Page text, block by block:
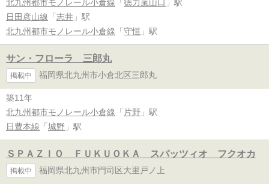
北九州都市モノレール小倉線 「 徳力嵐山口 」駅
日田彦山線 「 志井 」駅
北九州都市モノレール小倉線 「 守恒 」駅
サン・フローラ 三郎丸
掲載中 福岡県北九州市小倉北区三郎丸
築11年
北九州都市モノレール小倉線 「 片野 」駅
日豊本線 「 城野 」駅
ＳＰＡＺＩＯ ＦＵＫＵＯＫＡ スパッツィオ フクオカ
掲載中 福岡県北九州市門司区大里戸ノ上